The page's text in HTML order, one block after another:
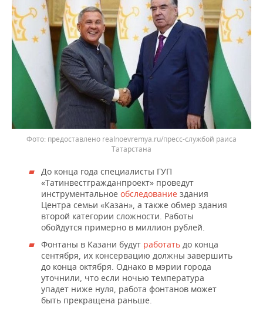
предоставлено realnoevremya.ru/пресс-службой раиса
Татарстана
До конца года специалисты ГУП
«Татинвестгражданпроект» проведут
инструментальное обследование здания
Центра семьи «Казан», а также обмер здания
второй категории сложности. Работы
обойдутся примерно в миллион рублей.
Фонтаны в Казани будут работать до конца
сентября, их консервацию должны завершить
до конца октября. Однако в мэрии города
уточнили, что если ночью температура
упадет ниже нуля, работа фонтанов может
быть прекращена раньше.